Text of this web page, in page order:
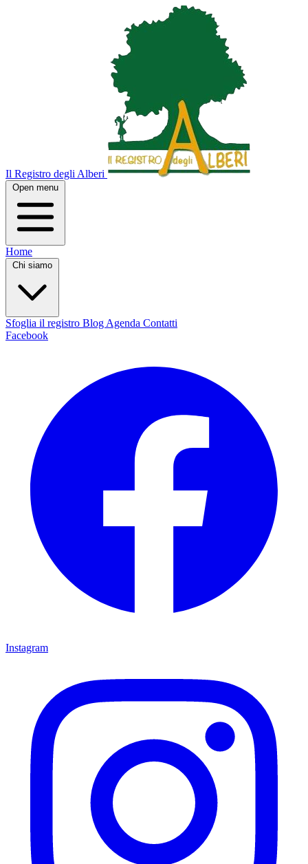
Il Registro degli Alberi
Open menu
Home
Chi siamo
Sfoglia il registro Blog Agenda Contatti
Facebook
Instagram